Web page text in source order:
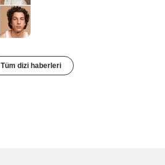
Tüm dizi haberleri